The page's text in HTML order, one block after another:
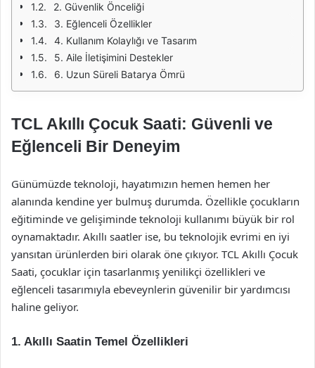
2. Güvenlik Önceliği
3. Eğlenceli Özellikler
4. Kullanım Kolaylığı ve Tasarım
5. Aile İletişimini Destekler
6. Uzun Süreli Batarya Ömrü
TCL Akıllı Çocuk Saati: Güvenli ve
Eğlenceli Bir Deneyim
Günümüzde teknoloji, hayatımızın hemen hemen her
alanında kendine yer bulmuş durumda. Özellikle çocukların
eğitiminde ve gelişiminde teknoloji kullanımı büyük bir rol
oynamaktadır. Akıllı saatler ise, bu teknolojik evrimi en iyi
yansıtan ürünlerden biri olarak öne çıkıyor. TCL Akıllı Çocuk
Saati, çocuklar için tasarlanmış yenilikçi özellikleri ve
eğlenceli tasarımıyla ebeveynlerin güvenilir bir yardımcısı
haline geliyor.
1. Akıllı Saatin Temel Özellikleri